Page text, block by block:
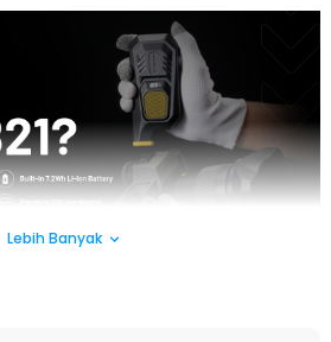
kamera dengan NITECORE BB21.
Lebih Banyak